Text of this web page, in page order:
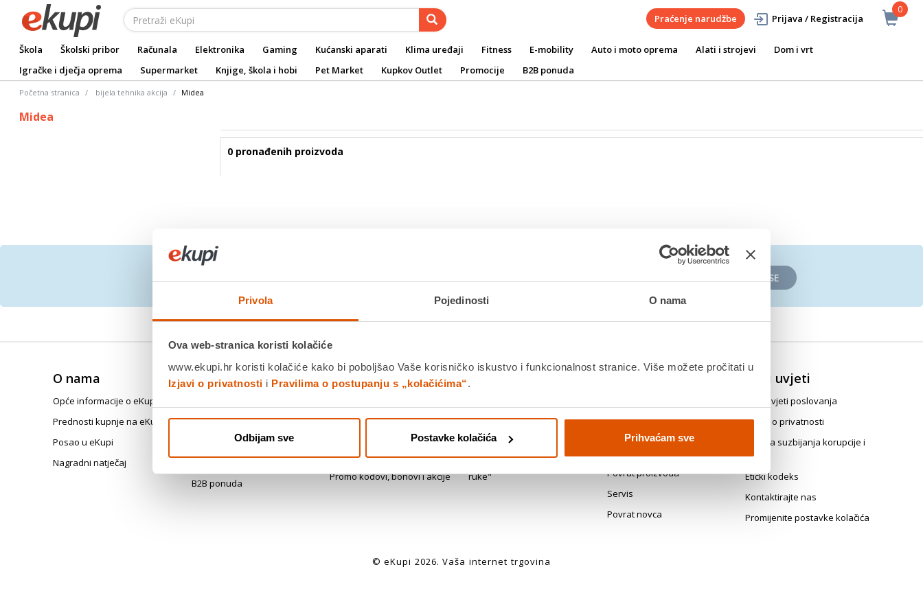
Privola Pojedinosti O nama
Ova web-stranica koristi kolačiće
www.ekupi.hr koristi kolačiće kako bi poboljšao Vaše korisničko iskustvo i funkcionalnost stranice. Više možete pročitati u
Izjavi o privatnosti i Pravilima o postupanju s „kolačićima“.
Odbijam sve Postavke kolačića Prihvaćam sve
0
Praćenje narudžbe Prijava / Registracija
Škola Školski pribor Računala Elektronika Gaming Kućanski aparati Klima uređaji Fitness E-mobility Auto i moto oprema Alati i strojevi
Dom i vrt
Igračke i dječja oprema
Supermarket Knjige, škola i hobi Pet Market Kupkov Outlet Promocije B2B ponuda
Početna stranica bijela tehnika akcija Midea
Midea
0 pronađenih proizvoda
Prijavite se na besplatni newsletter PRIJAVITE SE
O nama
Opće informacije o eKupi
Prednosti kupnje na eKupi
Posao u eKupi
Nagradni natječaj
Trebate pomoć?
Registracija i korisnički račun
Tehničke poteškoće
B2B ponuda
Plaćanje
Naručivanje i proces kupnje
Računi (maloprodajni, R1, e-
računi)
Promo kodovi, bonovi i akcije
Dostava u stan
PickUp i Paketomat
ruke"
Povrat, zamjena i
Izjava za jednostrani raskid
ugovora
Povrat proizvoda
Servis
Povrat novca
Opći uvjeti
Opći uvjeti poslovanja
Izjava o privatnosti
Politika suzbijanja korupcije i
mita
Etički kodeks
Kontaktirajte nas
Promijenite postavke kolačića
© eKupi 2026. Vaša internet trgovina